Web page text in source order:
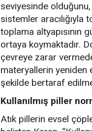
seviyesinde olduğunu,
sistemler
toplama altyapısının
ortaya koymaktadır.
çevreye zarar
materyallerin yeniden
şekilde bertaraf
Kullanılmış piller
Atık pillerin evsel